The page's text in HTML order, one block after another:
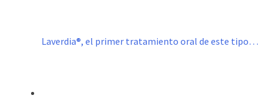
Laverdia®, el primer tratamiento oral de este tipo…